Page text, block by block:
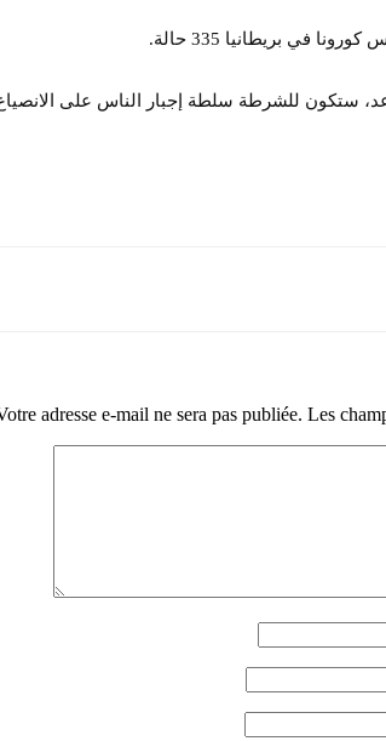
في بريطانيا 335 حالة.
ستكون للشرطة سلطة إجبار الناس على
adresse e-mail ne sera pas publiée. Les